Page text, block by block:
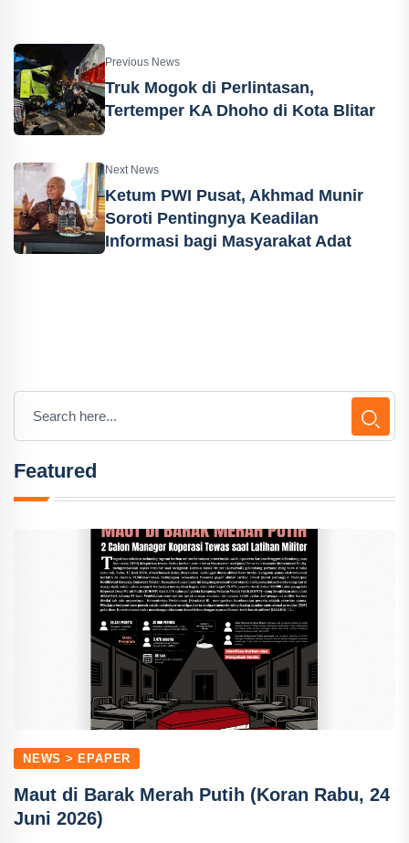
Previous News
Truk Mogok di Perlintasan,
Tertemper KA Dhoho di Kota Blitar
Next News
Ketum PWI Pusat, Akhmad Munir
Soroti Pentingnya Keadilan
Informasi bagi Masyarakat Adat
Featured
NEWS > EPAPER
Maut di Barak Merah Putih (Koran Rabu, 24
Juni 2026)